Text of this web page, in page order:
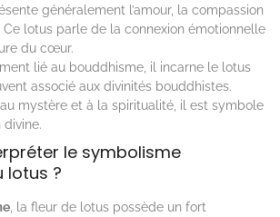
généralement l’amour, la compassion
Ce lotus parle de la connexion émotionnelle
du cœur.
lié au bouddhisme, il incarne le lotus
associé aux divinités bouddhistes.
au mystère et à la spiritualité, il est symbole
divine.
le symbolisme
lotus ?
, la fleur de lotus possède un fort